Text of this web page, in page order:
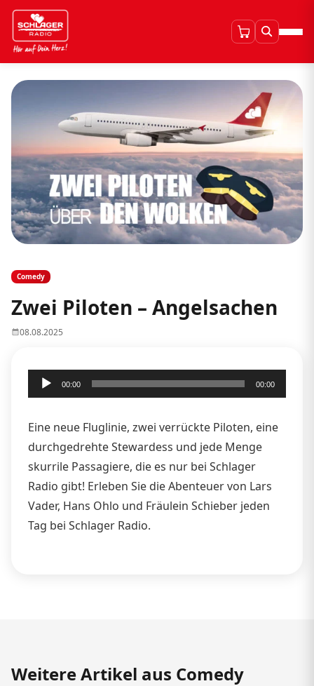
Comedy
Zwei Piloten – Angelsachen
08.08.2025
Audio-
Player
00:00 00:00
Eine neue Fluglinie, zwei verrückte Piloten, eine
durchgedrehte Stewardess und jede Menge
skurrile Passagiere, die es nur bei Schlager
Radio gibt! Erleben Sie die Abenteuer von Lars
Vader, Hans Ohlo und Fräulein Schieber jeden
Tag bei Schlager Radio.
Weitere Artikel aus Comedy